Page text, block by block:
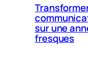
sur une
fresques